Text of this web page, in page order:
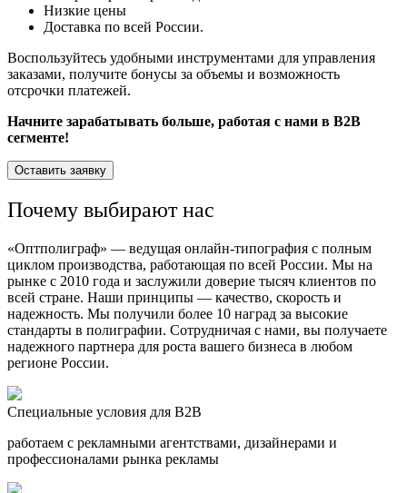
Низкие цены
Доставка по всей России.
Воспользуйтесь удобными инструментами для управления
заказами, получите бонусы за объемы и возможность
отсрочки платежей.
Начните зарабатывать больше, работая с нами в B2B
сегменте!
Оставить заявку
Почему выбирают нас
«Оптполиграф» — ведущая онлайн-типография с полным
циклом производства, работающая по всей России. Мы на
рынке с 2010 года и заслужили доверие тысяч клиентов по
всей стране. Наши принципы — качество, скорость и
надежность. Мы получили более 10 наград за высокие
стандарты в полиграфии. Сотрудничая с нами, вы получаете
надежного партнера для роста вашего бизнеса в любом
регионе России.
Специальные условия для B2B
работаем с рекламными агентствами, дизайнерами и
профессионалами рынка рекламы